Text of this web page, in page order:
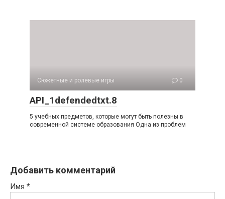
Сюжетные и ролевые игры 0
API_1defendedtxt.8
5 учебных предметов, которые могут быть полезны в
современной системе образования Одна из проблем
Добавить комментарий
Имя *